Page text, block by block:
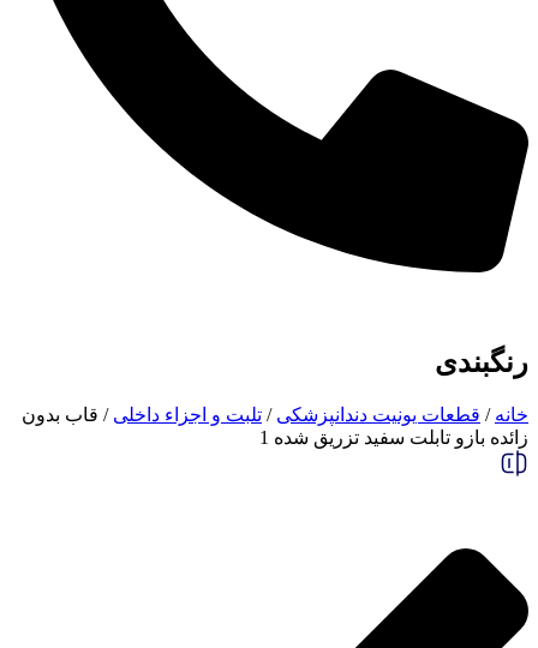
رنگبندی
خانه / قطعات یونیت دندانپزشکی / تلبت و اجزاء داخلی / قاب بدون
زائده بازو تابلت سفید تزریق شده 1